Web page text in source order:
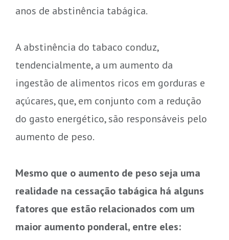
anos de abstinência tabágica.
A abstinência do tabaco conduz,
tendencialmente, a um aumento da
ingestão de alimentos ricos em gorduras e
açúcares, que, em conjunto com a redução
do gasto energético, são responsáveis pelo
aumento de peso.
Mesmo que o aumento de peso seja uma
realidade na cessação tabágica há alguns
fatores que estão relacionados com um
maior aumento ponderal, entre eles: